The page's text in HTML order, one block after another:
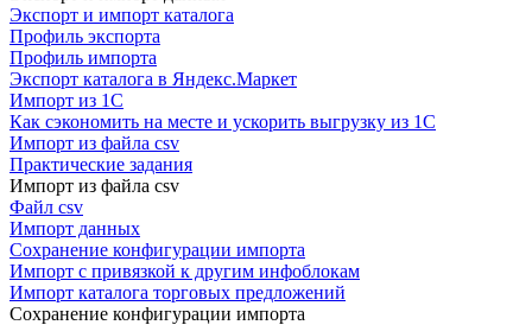
Экспорт и импорт каталога
Профиль экспорта
Профиль импорта
Экспорт каталога в Яндекс.Маркет
Импорт из 1С
Как сэкономить на месте и ускорить выгрузку из 1С
Импорт из файла csv
Практические задания
Импорт из файла csv
Файл csv
Импорт данных
Сохранение конфигурации импорта
Импорт с привязкой к другим инфоблокам
Импорт каталога торговых предложений
Сохранение конфигурации импорта